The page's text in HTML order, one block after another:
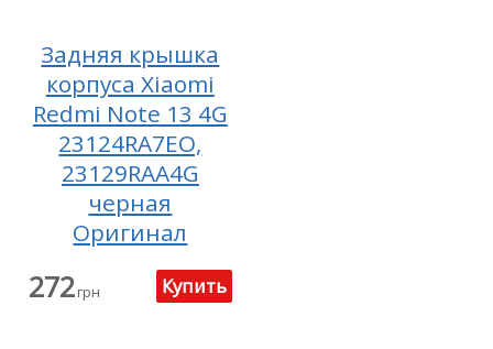
Задняя крышка
корпуса Xiaomi
Redmi Note 13 4G
23124RA7EO,
23129RAA4G
черная
Оригинал
272грн